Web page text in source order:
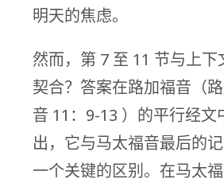
明天的焦虑。
然而，第 7 至 11 节与上下
契合？答案在路加福音（
音 11：9-13 ）的平行经文
出，它与马太福音最后的
一个关键的区别。在马太